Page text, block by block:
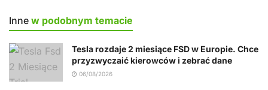
Inne w podobnym temacie
Tesla rozdaje 2 miesiące FSD w Europie. Chce
przyzwyczaić kierowców i zebrać dane
06/08/2026